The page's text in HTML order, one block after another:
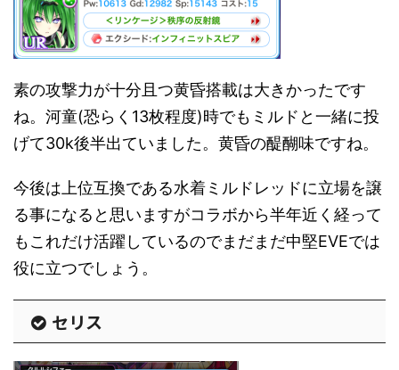
素の攻撃力が十分且つ黄昏搭載は大きかったです
ね。河童(恐らく13枚程度)時でもミルドと一緒に投
げて30k後半出ていました。黄昏の醍醐味ですね。
今後は上位互換である水着ミルドレッドに立場を譲
る事になると思いますがコラボから半年近く経って
もこれだけ活躍しているのでまだまだ中堅EVEでは
役に立つでしょう。
セリス